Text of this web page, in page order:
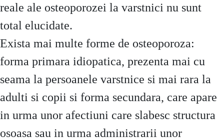
reale ale osteoporozei la varstnici nu sunt
total elucidate.
Exista mai multe forme de osteoporoza:
forma primara idiopatica, prezenta mai cu
seama la persoanele varstnice si mai rara la
adulti si copii si forma secundara, care apare
in urma unor afectiuni care slabesc structura
osoasa sau in urma administrarii unor